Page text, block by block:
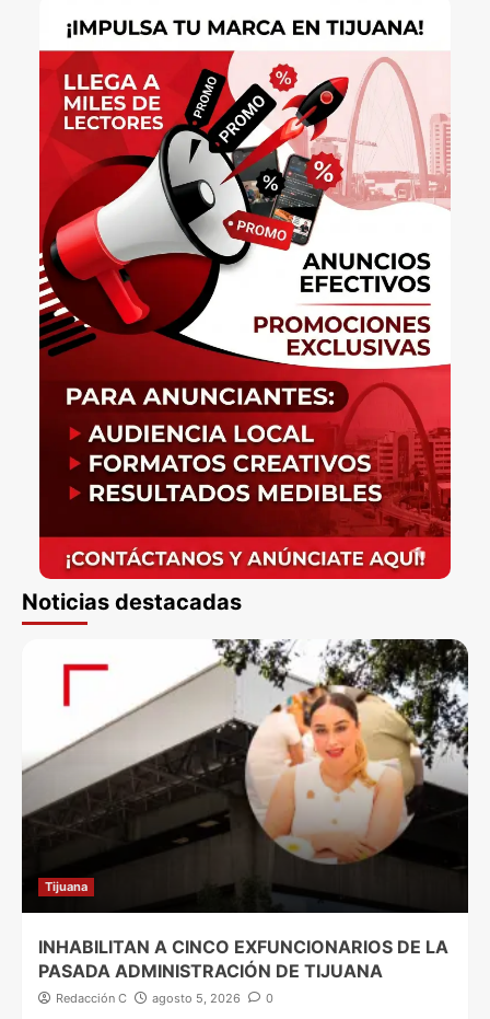
Noticias destacadas
Tijuana
INHABILITAN A CINCO EXFUNCIONARIOS DE LA
PASADA ADMINISTRACIÓN DE TIJUANA
Redacción C agosto 5, 2026 0